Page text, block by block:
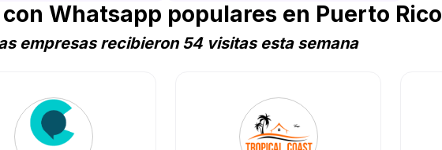
Whatsapp populares en Puerto Rico
empresas recibieron 54 visitas esta semana